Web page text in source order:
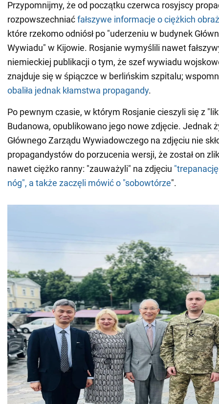
Przypomnijmy, że od początku czerwca rosyjscy
rozpowszechniaćfałszywe informacje o ciężkich
które rzekomo odniósł po "uderzeniu w budynek
Wywiadu" w Kijowie. Rosjanie wymyślili nawet
niemieckiej publikacji o tym, że szef wywiadu
znajduje się w śpiączce w berlińskim szpitalu;
obaliła jednak kłamstwa propagandy.
Po pewnym czasie, w którym Rosjanie cieszyli się z
Budanowa, opublikowano jego nowe zdjęcie. Jednak
Głównego Zarządu Wywiadowczego na zdjęciu nie
propagandystów do porzucenia wersji, że został on
nawet ciężko ranny: "zauważyli" na zdjęciu
nóg", a także zaczęli mówić o "sobowtórze".